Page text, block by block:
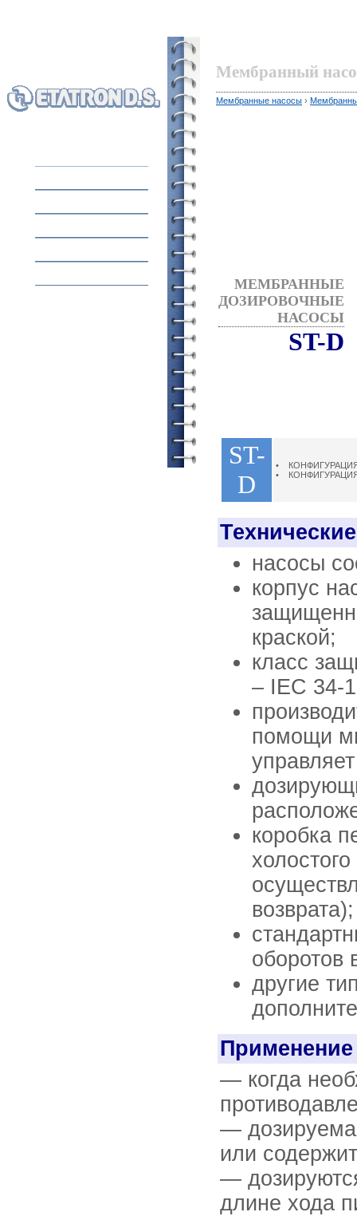
Мембранный
Мембранные насосы ›
МЕМБРАННЫЕ
ДОЗИРОВОЧНЫЕ
НАСОСЫ
ST-D
ST-
D
•
•
насосы
корпус
краской;
класс
– IEC 34-
помощи
коробка
возврата);
оборотов
другие
— когда
—
или
—
длине хода